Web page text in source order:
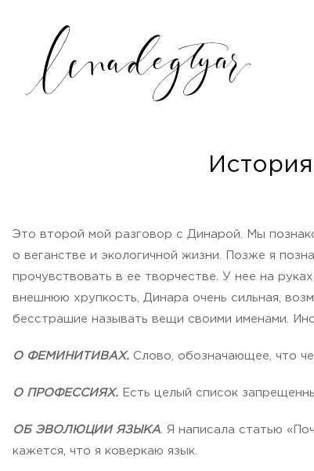
Это второй мой разговор с Динарой. Мы
о веганстве и экологичной жизни. Позже я
прочувствовать в ее творчестве. У нее на
внешнюю хрупкость, Динара очень сильная,
бесстрашие называть вещи своими именами.
О ФЕМИНИТИВАХ. Слово, обозначающее, что
О ПРОФЕССИЯХ. Есть целый список
ОБ ЭВОЛЮЦИИ ЯЗЫКА . Я написала статью
кажется, что я коверкаю язык.